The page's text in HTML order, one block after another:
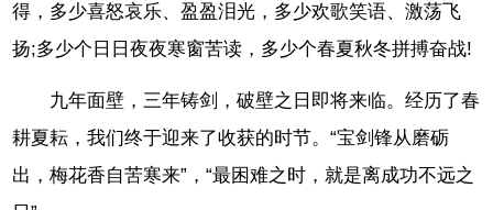
得，多少喜怒哀乐、盈盈泪光，多少欢歌笑语、激荡飞
扬;多少个日日夜夜寒窗苦读，多少个春夏秋冬拼搏奋战!
九年面壁，三年铸剑，破壁之日即将来临。经历了春
耕夏耘，我们终于迎来了收获的时节。“宝剑锋从磨砺
出，梅花香自苦寒来”，“最困难之时，就是离成功不远之